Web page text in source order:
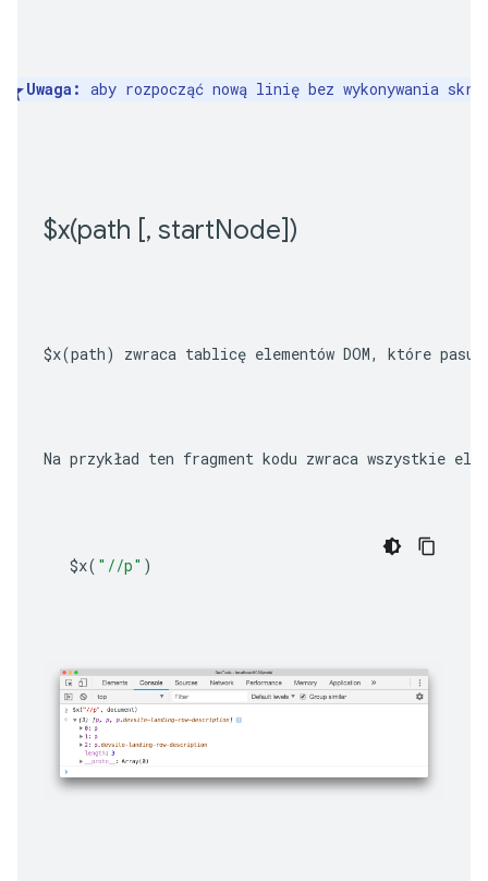
Uwaga: aby rozpocząć nową linię bez wykonywania
$x(path [, startNode])
$x(path) zwraca tablicę elementów DOM, które
Na przykład ten fragment kodu zwraca wszystkie
$x( "//p" )